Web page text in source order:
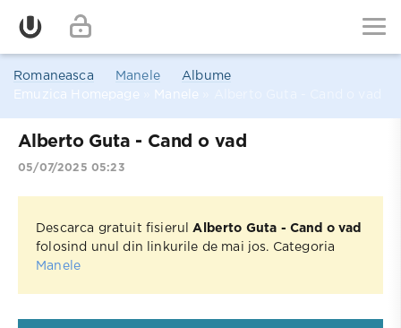
Romaneasca Manele
Albume
Emuzica Homepage
Manele
Alberto Guta - Cand o vad
05/07/2025 05:23
Descarca gratuit fisierul Alberto Guta - Cand o vad
folosind unul din linkurile de mai jos. Categoria
Manele